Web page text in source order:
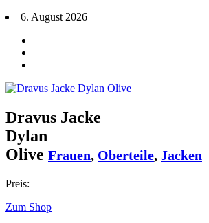
6. August 2026
Dravus Jacke
Dylan
Olive Frauen, Oberteile, Jacken
Preis:
Zum Shop